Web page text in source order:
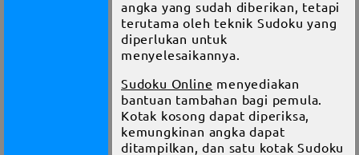
angka yang sudah diberikan, tetapi
terutama oleh teknik Sudoku yang
diperlukan untuk
menyelesaikannya.
Sudoku Online menyediakan
bantuan tambahan bagi pemula.
Kotak kosong dapat diperiksa,
kemungkinan angka dapat
ditampilkan, dan satu kotak Sudoku